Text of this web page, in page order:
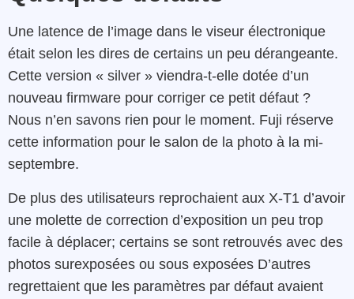
Une latence de l’image dans le viseur électronique
était selon les dires de certains un peu dérangeante.
Cette version « silver » viendra-t-elle dotée d’un
nouveau firmware pour corriger ce petit défaut ?
Nous n’en savons rien pour le moment. Fuji réserve
cette information pour le salon de la photo à la mi-
septembre.
De plus des utilisateurs reprochaient aux X-T1 d’avoir
une molette de correction d’exposition un peu trop
facile à déplacer; certains se sont retrouvés avec des
photos surexposées ou sous exposées D’autres
regrettaient que les paramètres par défaut avaient